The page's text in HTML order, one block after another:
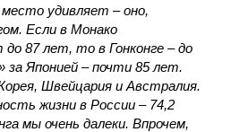
удивляет – оно,
Если в Монако
87 лет, то в Гонконге – до
за Японией – почти 85 лет.
Швейцария и Австралия.
жизни в России – 74,2
мы очень далеки. Впрочем,